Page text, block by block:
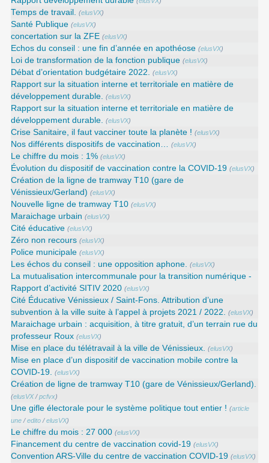
Temps de travail. (elusVX)
Santé Publique (elusVX)
concertation sur la ZFE (elusVX)
Echos du conseil : une fin d’année en apothéose (elusVX)
Loi de transformation de la fonction publique (elusVX)
Débat d’orientation budgétaire 2022. (elusVX)
Rapport sur la situation interne et territoriale en matière de
développement durable. (elusVX)
Rapport sur la situation interne et territoriale en matière de
développement durable. (elusVX)
Crise Sanitaire, il faut vacciner toute la planète ! (elusVX)
Nos différents dispositifs de vaccination… (elusVX)
Le chiffre du mois : 1% (elusVX)
Évolution du dispositif de vaccination contre la COVID-19 (elusVX)
Création de la ligne de tramway T10 (gare de
Vénissieux/Gerland) (elusVX)
Nouvelle ligne de tramway T10 (elusVX)
Maraichage urbain (elusVX)
Cité éducative (elusVX)
Zéro non recours (elusVX)
Police municipale (elusVX)
Les échos du conseil : une opposition aphone. (elusVX)
La mutualisation intercommunale pour la transition numérique -
Rapport d’activité SITIV 2020 (elusVX)
Cité Éducative Vénissieux / Saint-Fons. Attribution d’une
subvention à la ville suite à l’appel à projets 2021 / 2022. (elusVX)
Maraichage urbain : acquisition, à titre gratuit, d’un terrain rue du
professeur Roux (elusVX)
Mise en place du télétravail à la ville de Vénissieux. (elusVX)
Mise en place d’un dispositif de vaccination mobile contre la
COVID-19. (elusVX)
Création de ligne de tramway T10 (gare de Vénissieux/Gerland).
(elusVX/pcfvx)
Une gifle électorale pour le système politique tout entier ! (article
une /edito /elusVX)
Le chiffre du mois : 27 000 (elusVX)
Financement du centre de vaccination covid-19 (elusVX)
Convention ARS‑Ville du centre de vaccination COVID‑19 (elusVX)